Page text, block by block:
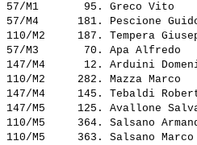
57/M1       95. Greco
57/M4      181. Pescione
110/M2     187. Tempera
57/M3       70. Apa
147/M4      12. Arduini
110/M2     282. Mazza
147/M4     145. Tebaldi
147/M5     125. Avallone
110/M5     364. Salsano
110/M5     363. Salsano